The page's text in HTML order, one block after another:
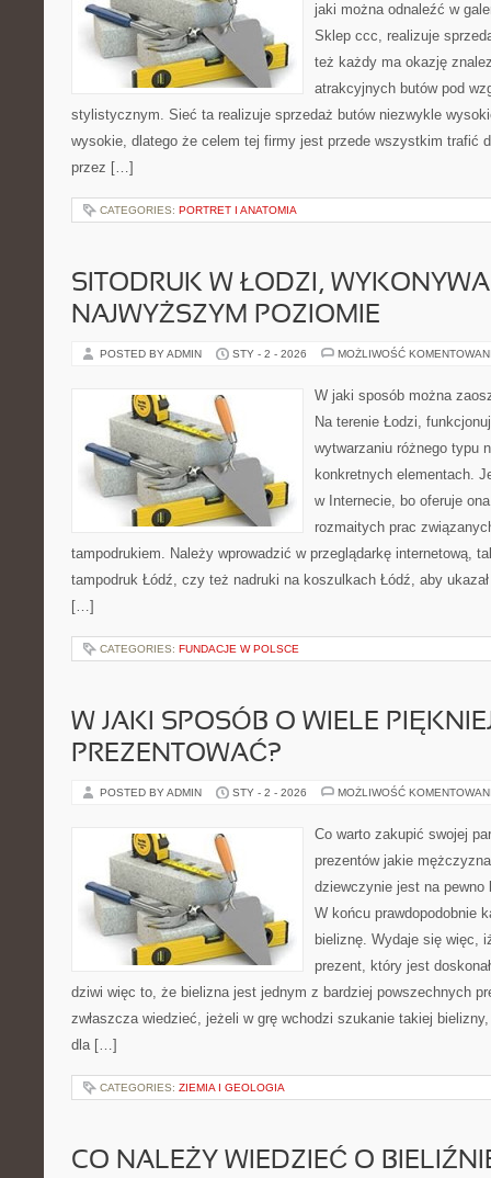
jaki można odnaleźć w
Sklep ccc, realizuje
też każdy ma okazję
atrakcyjnych butów pod
stylistycznym. Sieć ta realizuje sprzedaż butów niezwykle
wysokie, dlatego że celem tej firmy jest przede wszystkim trafić
przez […]
CATEGORIES: PORTRET I ANATOMIA
SITODRUK W ŁODZI,
NAJWYŻSZYM POZIOMIE
POSTED BY ADMIN STY - 2 - 2026 MOŻLIWOŚĆ
W jaki sposób można
Na terenie Łodzi,
wytwarzaniu różnego typu
konkretnych elementach.
w Internecie, bo oferuje
rozmaitych prac
tampodrukiem. Należy wprowadzić w przeglądarkę internetową,
tampodruk Łódź, czy też nadruki na koszulkach Łódź, aby
[…]
CATEGORIES: FUNDACJE W POLSCE
W JAKI SPOSÓB O WIELE
PREZENTOWAĆ?
POSTED BY ADMIN STY - 2 - 2026 MOŻLIWOŚĆ
Co warto zakupić swojej
prezentów jakie
dziewczynie jest na
W końcu prawdopodobnie
bieliznę. Wydaje się więc,
prezent, który jest
dziwi więc to, że bielizna jest jednym z bardziej powszechnych
zwłaszcza wiedzieć, jeżeli w grę wchodzi szukanie takiej
dla […]
CATEGORIES: ZIEMIA I GEOLOGIA
CO NALEŻY WIEDZIEĆ O